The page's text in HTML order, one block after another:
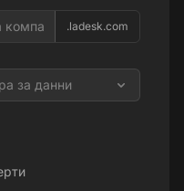
.ladesk.com
за данни